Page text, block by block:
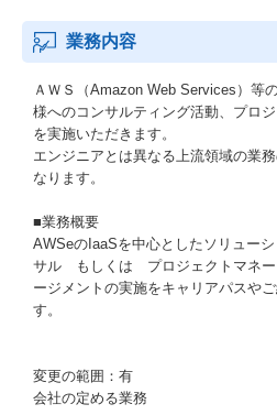
業務内容
ＡＷＳ（Amazon Web Services）等
様へのコンサルティング活動、プロ
を実施いただきます。
エンジニアとは異なる上流領域の業
なります。
■業務概要
AWSeのIaaSを中心としたソリュー
サル もしくは プロジェクトマネー
ージメントの実施をキャリアパスや
す。
変更の範囲：有
会社の定める業務